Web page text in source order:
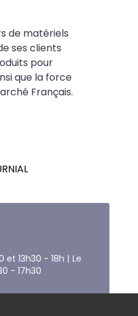
de matériels
ses clients
pour
que la force
Français.
et 13h30 - 18h | Le
- 17h30